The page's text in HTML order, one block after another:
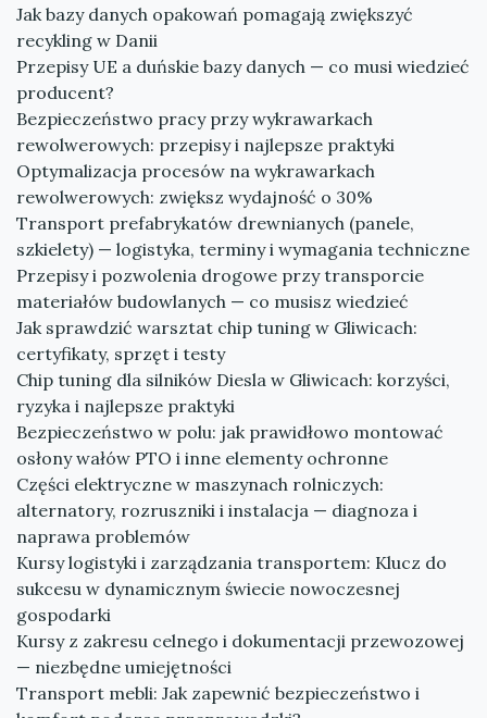
Jak bazy danych opakowań pomagają zwiększyć
recykling w Danii
Przepisy UE a duńskie bazy danych — co musi wiedzieć
producent?
Bezpieczeństwo pracy przy wykrawarkach
rewolwerowych: przepisy i najlepsze praktyki
Optymalizacja procesów na wykrawarkach
rewolwerowych: zwiększ wydajność o 30%
Transport prefabrykatów drewnianych (panele,
szkielety) — logistyka, terminy i wymagania techniczne
Przepisy i pozwolenia drogowe przy transporcie
materiałów budowlanych — co musisz wiedzieć
Jak sprawdzić warsztat chip tuning w Gliwicach:
certyfikaty, sprzęt i testy
Chip tuning dla silników Diesla w Gliwicach: korzyści,
ryzyka i najlepsze praktyki
Bezpieczeństwo w polu: jak prawidłowo montować
osłony wałów PTO i inne elementy ochronne
Części elektryczne w maszynach rolniczych:
alternatory, rozruszniki i instalacja — diagnoza i
naprawa problemów
Kursy logistyki i zarządzania transportem: Klucz do
sukcesu w dynamicznym świecie nowoczesnej
gospodarki
Kursy z zakresu celnego i dokumentacji przewozowej
— niezbędne umiejętności
Transport mebli: Jak zapewnić bezpieczeństwo i